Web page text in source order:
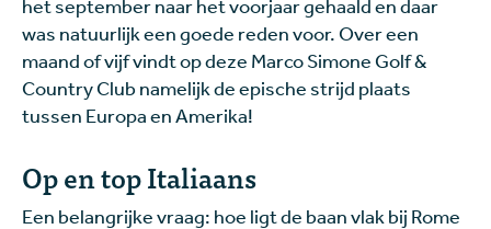
het september naar het voorjaar gehaald en daar
was natuurlijk een goede reden voor. Over een
maand of vijf vindt op deze Marco Simone Golf &
Country Club namelijk de epische strijd plaats
tussen Europa en Amerika!
Op en top Italiaans
Een belangrijke vraag: hoe ligt de baan vlak bij Rome